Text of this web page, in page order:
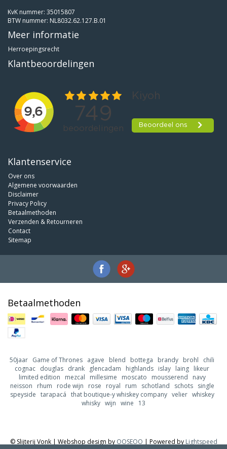
KvK nummer: 35015807
BTW nummer: NL8032.62.127.B.01
Meer informatie
Herroepingsrecht
Klantbeoordelingen
Klantenservice
Over ons
Algemene voorwaarden
Disclaimer
Privacy Policy
Betaalmethoden
Verzenden & Retourneren
Contact
Sitemap
Betaalmethoden
50jaar Game of Thrones agave blend bottega brandy brohl
chili
cognac douglas drank glencadam highlands islay laing likeur
limited edition
mezcal millesime moscato mousserend
navy
neisson
rhum rode wijn rose royal rum schotland schots
single
speyside tarapacá that boutique-y whiskey company velier whiskey
whisky wijn wine 13
© Slijterij Vonk | Webshop design by OOSEOO | Powered by Lightspeed